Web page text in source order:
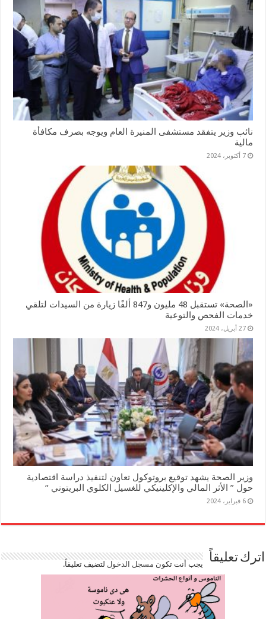
نائب وزير يتفقد مستشفى المنيرة العام ويوجه بصرف مكافأة
مالية
7 أكتوبر، 2024
«الصحة» تستقبل 48 مليون و847 ألفًا زيارة من السيدات لتلقي
خدمات الفحص والتوعية
27 أبريل، 2024
وزير الصحة يشهد توقيع بروتوكول تعاون لتنفيذ دراسة اقتصادية
حول ” الأثر المالي والإكلينيكي للغسيل الكلوي البريتوني “
6 فبراير، 2024
اترك تعليقاً يجب أنت تكون مسجل الدخوللتضيف تعليقاً.